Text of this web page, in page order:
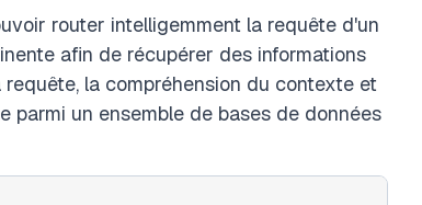
router intelligemment la requête d'un
afin de récupérer des informations
la compréhension du contexte et
parmi un ensemble de bases de données